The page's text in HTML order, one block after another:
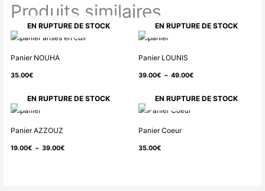
Produits similaires
EN RUPTURE DE STOCK
Panier NOUHA
35.00€
EN RUPTURE DE STOCK
Panier LOUNIS
39.00€ – 49.00€
39.00€
EN RUPTURE DE STOCK
Panier AZZOUZ
19.00€ – 39.00€
19.00€
EN RUPTURE DE STOCK
Panier Coeur
35.00€